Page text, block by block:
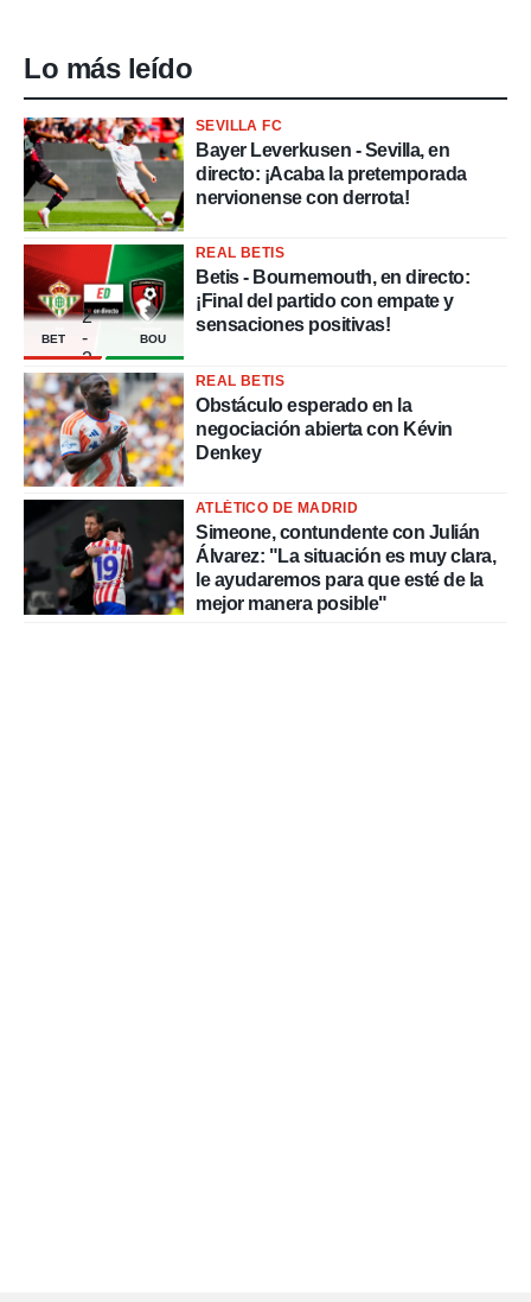
Lo más leído
SEVILLA FC
Bayer Leverkusen - Sevilla, en
directo: ¡Acaba la pretemporada
nervionense con derrota!
BET
2
-
2
BOU
REAL BETIS
Betis - Bournemouth, en directo:
¡Final del partido con empate y
sensaciones positivas!
REAL BETIS
Obstáculo esperado en la
negociación abierta con Kévin
Denkey
ATLÉTICO DE MADRID
Simeone, contundente con Julián
Álvarez: "La situación es muy clara,
le ayudaremos para que esté de la
mejor manera posible"